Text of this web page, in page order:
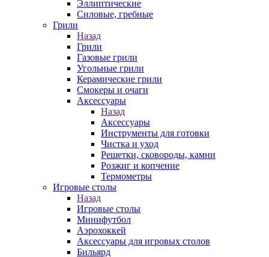
Эллиптические
Силовые, гребные
Грили
Назад
Грили
Газовые грили
Угольные грили
Керамические грили
Смокеры и очаги
Аксессуары
Назад
Аксессуары
Инструменты для готовки
Чистка и уход
Решетки, сковороды, камни
Розжиг и копчение
Термометры
Игровые столы
Назад
Игровые столы
Минифутбол
Аэрохоккей
Аксессуары для игровых столов
Бильяpд